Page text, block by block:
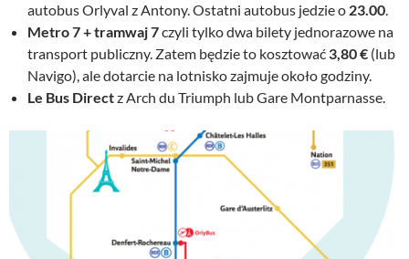
autobus Orlyval z Antony. Ostatni autobus jedzie o 23.00
Metro 7 + tramwaj 7czyli tylko dwa bilety jednorazowe na
transport publiczny. Zatem będzie to kosztować 3,80 € (lub
Navigo), ale dotarcie na lotnisko zajmuje około godziny.
Le Bus Directz Arch du Triumph lub Gare Montparnasse.